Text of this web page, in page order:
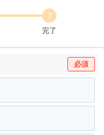
3
完了
必須